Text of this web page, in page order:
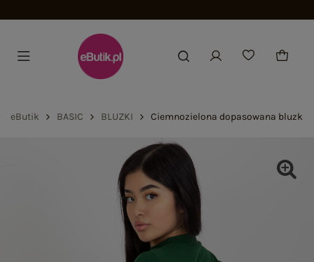
eButik BASIC BLUZKI Ciemnozielona dopasowana bluzka